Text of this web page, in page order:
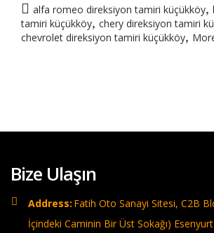
alfa romeo direksiyon tamiri küçükköy,
tamiri küçükköy, chery direksiyon tamiri
chevrolet direksiyon tamiri küçükköy,
Bize Ulaşın
Address: Fatih Oto Sanayi Sitesi, C2B
İçindeki Caminin Bir Üst Sokağı)